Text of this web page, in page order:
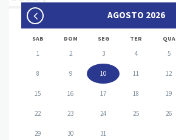
AGOSTO 2026
SAB DOM SEG TER QUA
1 2 3 4 5
8 9 10 11 12
15 16 17 18 19
22 23 24 25 26
29 30 31